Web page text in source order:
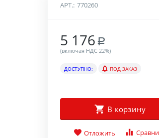
АРТ.: 770260
5 176 Р
(включая НДС 22%)
ДОСТУПНО: ПОД ЗАКАЗ
В корзину
Отложить